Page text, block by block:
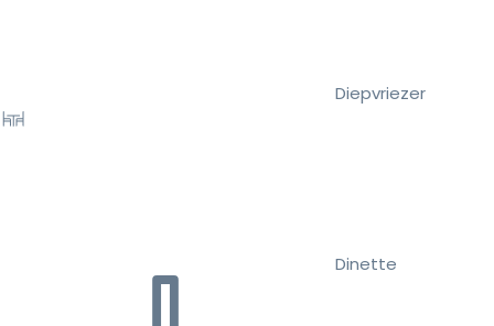
Diepvriezer
Dinette